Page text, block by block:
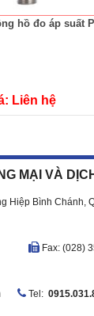
hồ đo áp suất
Liên hệ
Hiệp Bình Chánh,
Fax: (028)
Tel: